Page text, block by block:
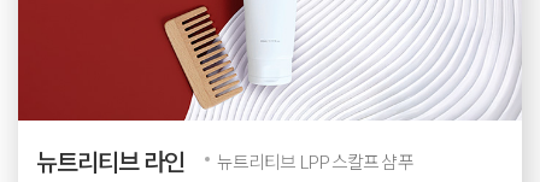
뉴트리티브 라인
뉴트리티브 LPP 스칼프 샴푸